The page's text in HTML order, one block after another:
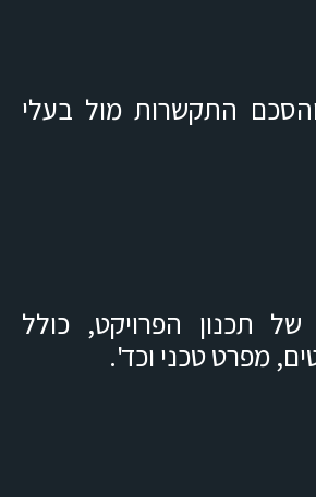
התקשרות מול בעלי
של תכנון הפרויקט, כולל
מפרט טכני וכד'.